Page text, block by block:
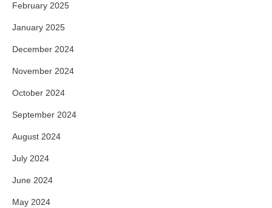
February 2025
January 2025
December 2024
November 2024
October 2024
September 2024
August 2024
July 2024
June 2024
May 2024